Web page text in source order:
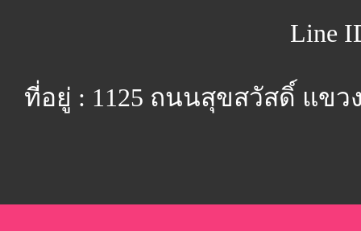
Line
ที่อยู่ : 1125 ถนนสุขสวัสดิ์ แขว